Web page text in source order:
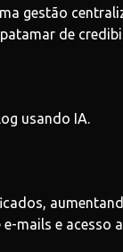
gestão
de
usando IA.
mails e acesso